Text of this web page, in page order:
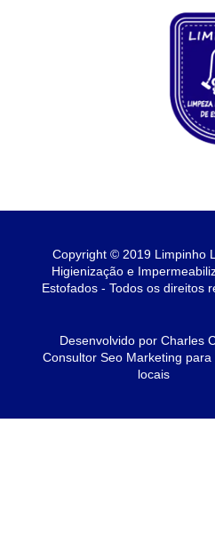
Copyright © 2019 Limpinho
Higienização e
Estofados - Todos os direitos
Desenvolvido por Charles
Consultor Seo Marketing para
locais